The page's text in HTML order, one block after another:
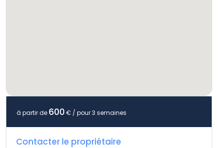
à partir de 600 € / pour 3 semaines
Contacter le propriétaire